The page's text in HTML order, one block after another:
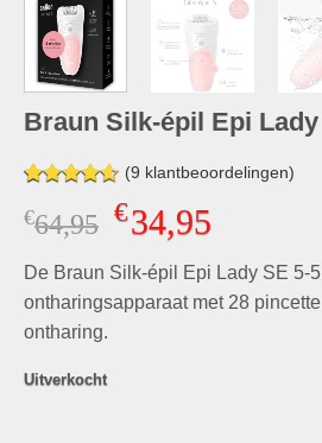
Braun Silk-épil Epi Lady
Gewaardeerd
4.56op 5
gebaseerd
waarderingen
(9 klantbeoordelingen)
€64,95 Oorspronkelijke
was:
€64,95.
€34,95Huidige
is:
€34,95.
De Braun Silk-épil Epi Lady SE 5-
ontharingsapparaat met 28
ontharing.
Uitverkocht